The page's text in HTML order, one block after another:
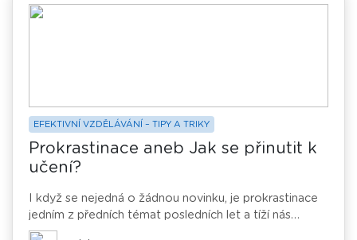
Proto vám přinášíme seznam tipů, jak zlepšit svou
EFEKTIVNÍ VZDĚLÁVÁNÍ – TIPY A TRIKY
Prokrastinace aneb Jak se přinutit k
učení?
I když se nejedná o žádnou novinku, je prokrastinace
jedním z předních témat posledních let a tíží nás
mnohem více než naše rodiče či prarodiče. Jednou z